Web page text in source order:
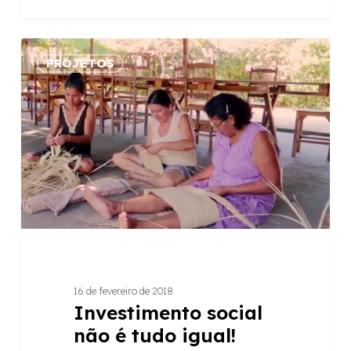
Investimento
social
não
é
tudo
igual!
Como
os
bancos
praticam
PROJETOS
16 de fevereiro de 2018
Investimento social
não é tudo igual!